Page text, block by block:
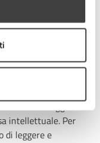
intellettuale. Per
di leggere e